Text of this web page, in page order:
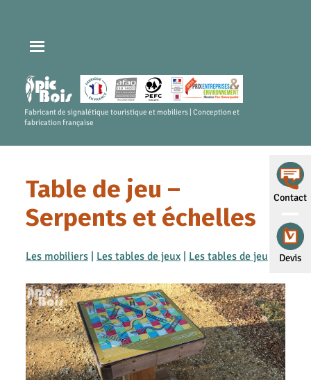
Contact
Devis
Fabricant de signalétique touristique et mobiliers | Conception et
fabrication française
Table de jeu –
Serpents et échelles
Les mobiliers| Les tables de jeux| Les tables de jeu